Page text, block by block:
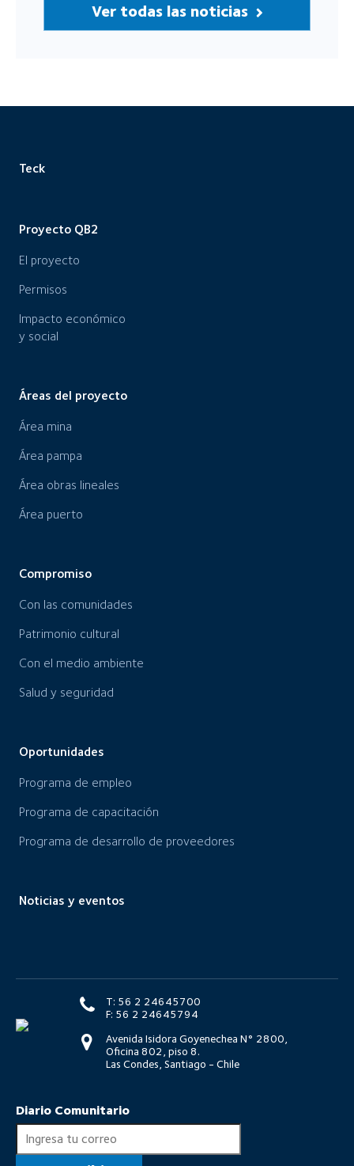
Ver todas las noticias
Teck
Proyecto QB2
El proyecto
Permisos
Impacto económico
y social
Áreas del proyecto
Área mina
Área pampa
Área obras lineales
Área puerto
Compromiso
Con las comunidades
Patrimonio cultural
Con el medio ambiente
Salud y seguridad
Oportunidades
Programa de empleo
Programa de capacitación
Programa de desarrollo de proveedores
Noticias y eventos
T: 56 2 24645700
F: 56 2 24645794
Avenida Isidora Goyenechea N° 2800,
Oficina 802, piso 8.
Las Condes, Santiago - Chile
Diario Comunitario